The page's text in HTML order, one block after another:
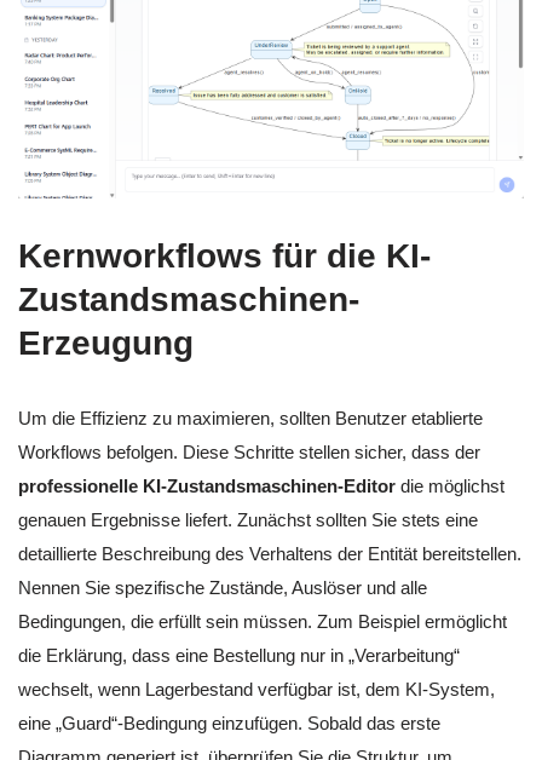
Kernworkflows für die KI-
Zustandsmaschinen-
Erzeugung
Um die Effizienz zu maximieren, sollten Benutzer etablierte
Workflows befolgen. Diese Schritte stellen sicher, dass der
professionelle KI-Zustandsmaschinen-Editor die möglichst
genauen Ergebnisse liefert. Zunächst sollten Sie stets eine
detaillierte Beschreibung des Verhaltens der Entität bereitstellen.
Nennen Sie spezifische Zustände, Auslöser und alle
Bedingungen, die erfüllt sein müssen. Zum Beispiel ermöglicht
die Erklärung, dass eine Bestellung nur in „Verarbeitung“
wechselt, wenn Lagerbestand verfügbar ist, dem KI-System,
eine „Guard“-Bedingung einzufügen. Sobald das erste